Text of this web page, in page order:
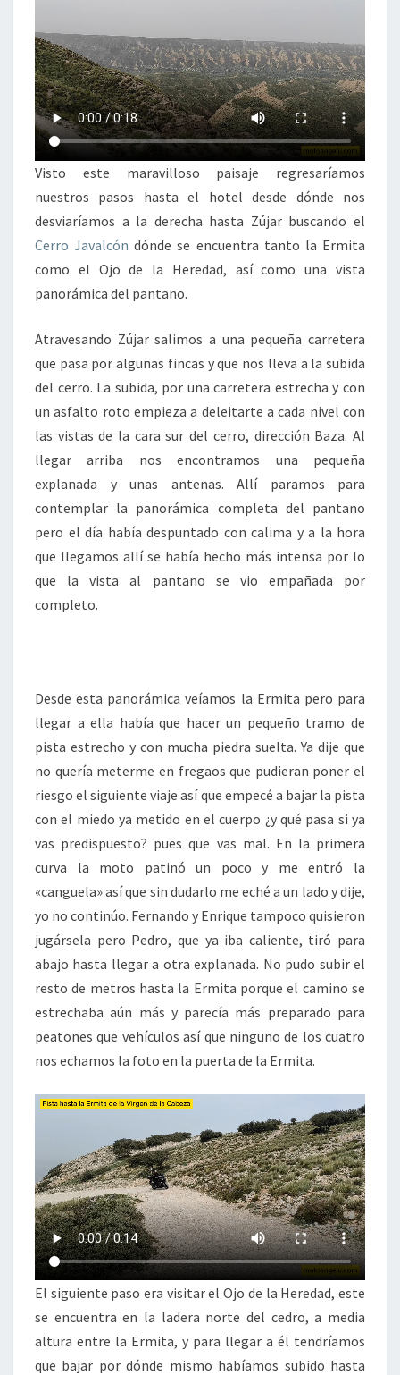
Visto este maravilloso paisaje regresaríamos
nuestros pasos hasta el hotel desde dónde nos
desviaríamos a la derecha hasta Zújar buscando el
Cerro Javalcón dónde se encuentra tanto la Ermita
como el Ojo de la Heredad, así como una vista
panorámica del pantano.
Atravesando Zújar salimos a una pequeña carretera
que pasa por algunas fincas y que nos lleva a la subida
del cerro. La subida, por una carretera estrecha y con
un asfalto roto empieza a deleitarte a cada nivel con
las vistas de la cara sur del cerro, dirección Baza. Al
llegar arriba nos encontramos una pequeña
explanada y unas antenas. Allí paramos para
contemplar la panorámica completa del pantano
pero el día había despuntado con calima y a la hora
que llegamos allí se había hecho más intensa por lo
que la vista al pantano se vio empañada por
completo.
Desde esta panorámica veíamos la Ermita pero para
llegar a ella había que hacer un pequeño tramo de
pista estrecho y con mucha piedra suelta. Ya dije que
no quería meterme en fregaos que pudieran poner el
riesgo el siguiente viaje así que empecé a bajar la pista
con el miedo ya metido en el cuerpo ¿y qué pasa si ya
vas predispuesto? pues que vas mal. En la primera
curva la moto patinó un poco y me entró la
«canguela» así que sin dudarlo me eché a un lado y dije,
yo no continúo. Fernando y Enrique tampoco quisieron
jugársela pero Pedro, que ya iba caliente, tiró para
abajo hasta llegar a otra explanada. No pudo subir el
resto de metros hasta la Ermita porque el camino se
estrechaba aún más y parecía más preparado para
peatones que vehículos así que ninguno de los cuatro
nos echamos la foto en la puerta de la Ermita.
El siguiente paso era visitar el Ojo de la Heredad, este
se encuentra en la ladera norte del cedro, a media
altura entre la Ermita, y para llegar a él tendríamos
que bajar por dónde mismo habíamos subido hasta